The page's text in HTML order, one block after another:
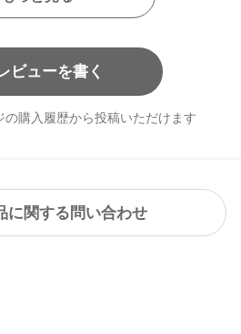
ビューを書く
の購入履歴から投稿いただけます
に関する問い合わせ